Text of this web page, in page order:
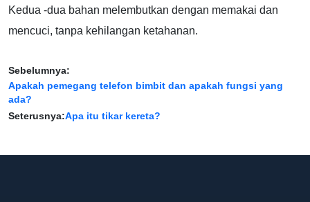
Kedua -dua bahan melembutkan dengan memakai dan
mencuci, tanpa kehilangan ketahanan.
Sebelumnya:
Apakah pemegang telefon bimbit dan apakah fungsi yang
ada?
Seterusnya:Apa itu tikar kereta?